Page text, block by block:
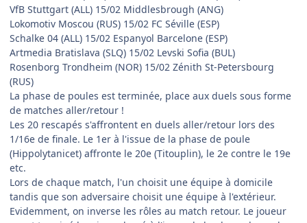
VfB Stuttgart (ALL) 15/02 Middlesbrough (ANG)
Lokomotiv Moscou (RUS) 15/02 FC Séville (ESP)
Schalke 04 (ALL) 15/02 Espanyol Barcelone (ESP)
Artmedia Bratislava (SLQ) 15/02 Levski Sofia (BUL)
Rosenborg Trondheim (NOR) 15/02 Zénith St-Petersbourg
(RUS)
La phase de poules est terminée, place aux duels sous forme
de matches aller/retour !
Les 20 rescapés s'affrontent en duels aller/retour lors des
1/16e de finale. Le 1er à l'issue de la phase de poule
(Hippolytanicet) affronte le 20e (Titouplin), le 2e contre le 19e
etc.
Lors de chaque match, l'un choisit une équipe à domicile
tandis que son adversaire choisit une équipe à l'extérieur.
Evidemment, on inverse les rôles au match retour. Le joueur